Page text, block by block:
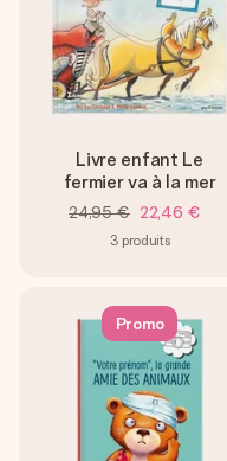
Livre enfant Le
fermier va à la mer
24,95 € 22,46 €
3 produits
Promo